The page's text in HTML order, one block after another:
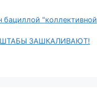
бациллой "коллективной
ЗАШКАЛИВАЮТ!